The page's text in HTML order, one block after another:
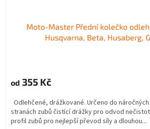
Moto-Master Přední kolečko
Husqvarna, Beta, Husaberg,
od 355 Kč
Odlehčené, drážkované. Určeno do
stranách zubů čistící drážky pro odvod
profil zubů pro nejlepší převod síly a dlouhou...